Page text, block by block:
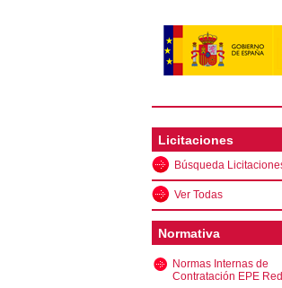
Licitaciones
Búsqueda
Ver Todas
Normativa
Normas Internas de
Contratación EPE